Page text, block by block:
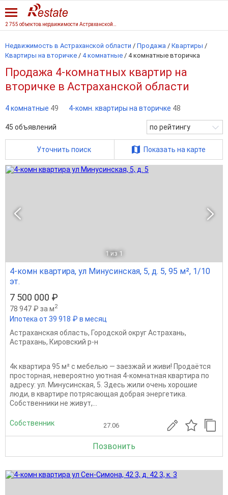
Недвижимость в Астраханской области / Продажа / Квартиры /
Квартиры на вторичке / 4 комнатные / 4 комнатные вторичка
Продажа 4-комнатных квартир на
вторичке в Астраханской области
4 комнатные 49 4-комн. квартиры на вторичке 48
45 объявлений по рейтингу
Уточнить поиск Показать на карте
1 из 1
4-комн квартира, ул Минусинская, 5, д. 5, 95 м², 1/10
эт.
7 500 000 ₽
78 947 ₽ за м2
Ипотека от 39 918 ₽ в месяц
Астраханская область, Городской округ Астрахань,
Астрахань, Кировский р-н
4к квартира 95 м² с мебелью — заезжай и живи! Продаётся
просторная, невероятно уютная 4-комнатная квартира по
адресу: ул. Минусинская, 5. Здесь жили очень хорошие
люди, в квартире потрясающая добрая энергетика.
Собственники не живут,...
Собственник 27.06
Позвонить